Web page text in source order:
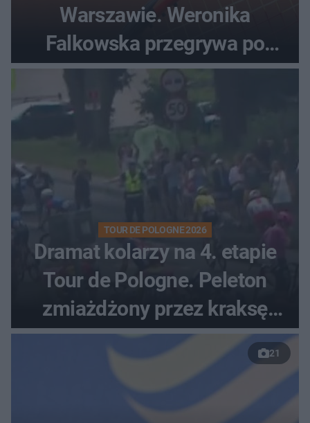
Warszawie. Weronika
Falkowska przegrywa po
zaciętym boju
TOUR DE POLOGNE 2026
Dramat kolarzy na 4. etapie
Tour de Pologne. Peleton
zmiażdżony przez kraksę
przed Karpaczem
21